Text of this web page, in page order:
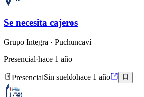
Se necesita cajeros
Grupo Integra · Puchuncaví
Presencial·hace 1 año
PresencialSin sueldohace 1 año